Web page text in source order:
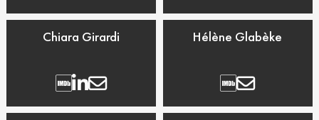
Chiara Girardi Hélène Glabèke